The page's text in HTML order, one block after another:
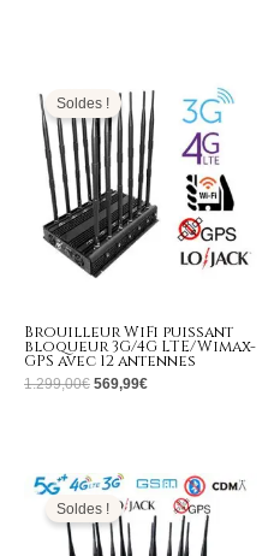
Soldes !
Brouilleur WiFi puissant
bloqueur 3G/4G LTE/Wimax-
GPS avec 12 antennes
1.299,00€
initial
était :
1.299,00€.
569,99€
actuel
est :
569,99€.
Soldes !
Plage
de
prix :
679,99€
à
699,99€